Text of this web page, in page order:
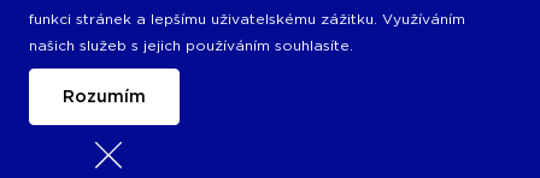
funkci stránek a lepšímu uživatelskému zážitku. Využíváním
našich služeb s jejich používáním souhlasíte.
Rozumím